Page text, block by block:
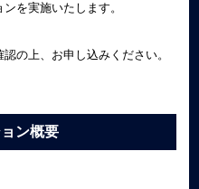
を実施いたします。
の上、お申し込みください。
ン概要